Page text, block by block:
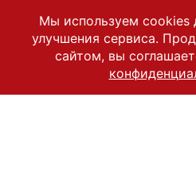
Мы используем cookies
улучшения сервиса.
сайтом, вы